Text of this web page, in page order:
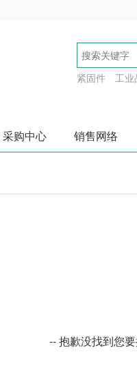
紧固件 工业
采购中心 销售网络
-- 抱歉没找到您